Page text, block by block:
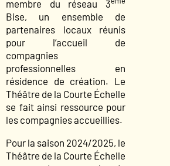
membre du réseau 3
Bise, un ensemble de
partenaires locaux réunis
pour l’accueil de
compagnies
professionnelles en
résidence de création. Le
Théâtre de la Courte Échelle
se fait ainsi ressource pour
les compagnies accueillies.
Pour la saison 2024/2025, le
Théâtre de la Courte Échelle